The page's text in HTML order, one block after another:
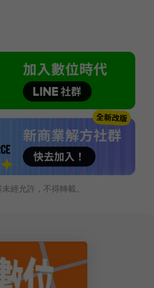
經允許，不得轉載。